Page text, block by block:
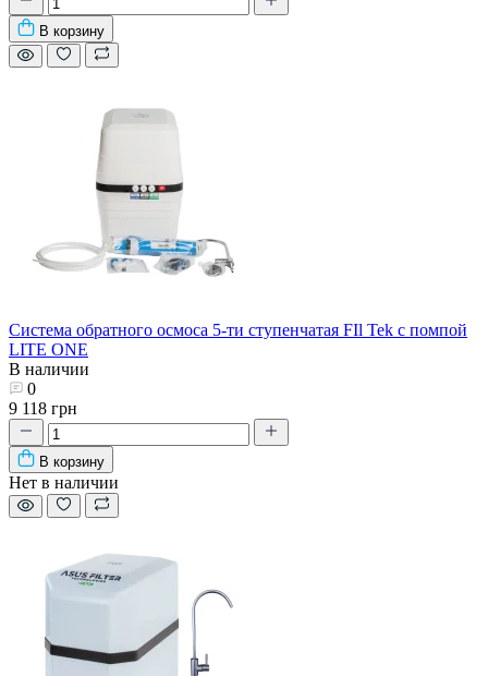
В корзину
Система обратного осмоса 5-ти ступенчатая FIl Tek с помпой
LITE ONE
В наличии
0
9 118 грн
В корзину
Нет в наличии